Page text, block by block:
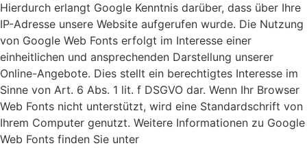
Hierdurch erlangt Google Kenntnis darüber, dass über Ihre
IP-Adresse unsere Website aufgerufen wurde. Die Nutzung
von Google Web Fonts erfolgt im Interesse einer
einheitlichen und ansprechenden Darstellung unserer
Online-Angebote. Dies stellt ein berechtigtes Interesse im
Sinne von Art. 6 Abs. 1 lit. f DSGVO dar. Wenn Ihr Browser
Web Fonts nicht unterstützt, wird eine Standardschrift von
Ihrem Computer genutzt. Weitere Informationen zu Google
Web Fonts finden Sie unter